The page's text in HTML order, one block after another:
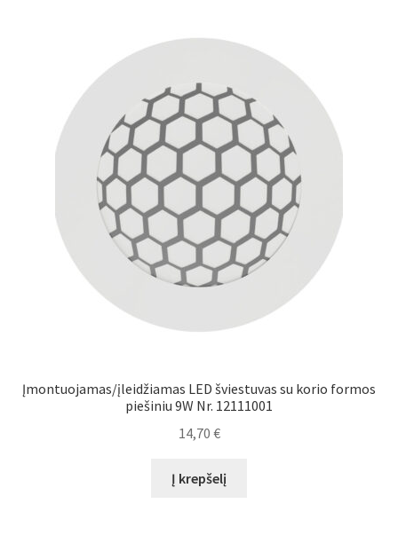
Atsiskaitymo informacija
Prekių pristatymo taisyklės
Gamybos terminai ir procesas
Šviestuvų komponentai
Kontaktai
Įmontuojamas/įleidžiamas LED šviestuvas su korio formos
piešiniu 9W Nr. 12111001
14,70 €
Į krepšelį